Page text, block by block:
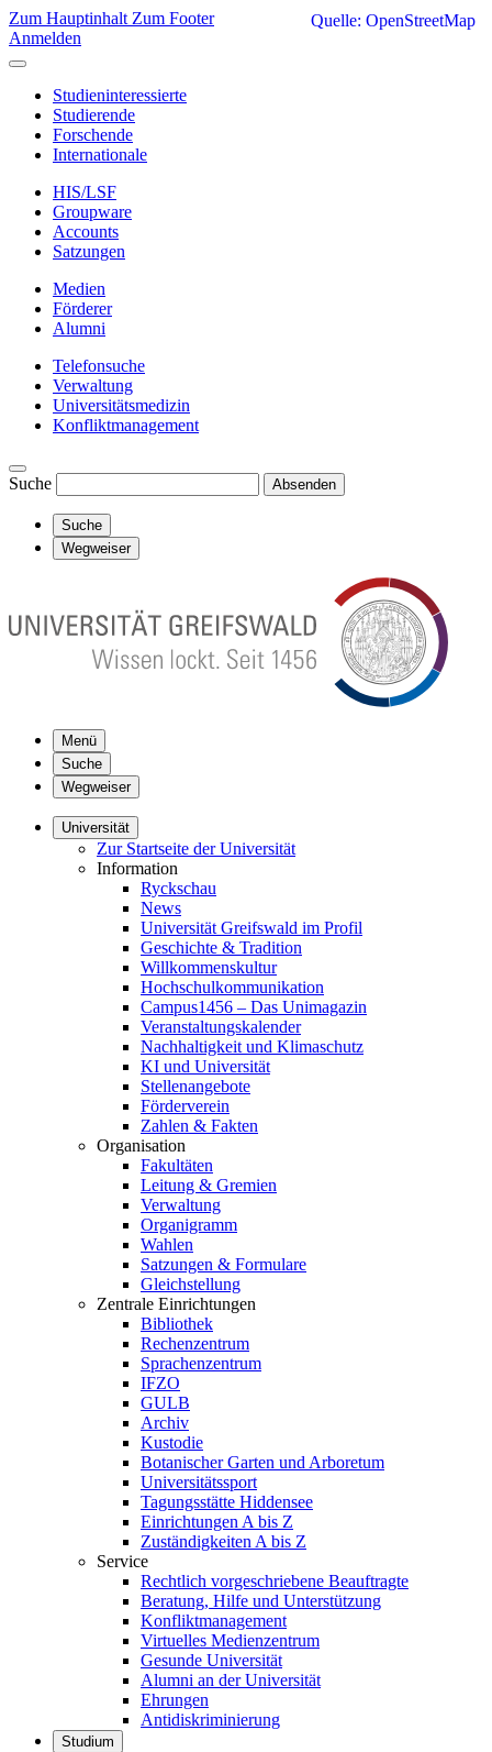
Zum Hauptinhalt Zum Footer
Anmelden
Studieninteressierte
Studierende
Forschende
Internationale
HIS/LSF
Groupware
Accounts
Satzungen
Medien
Förderer
Alumni
Telefonsuche
Verwaltung
Universitätsmedizin
Konfliktmanagement
Suche Absenden
Suche
Wegweiser
Menü
Suche
Wegweiser
Universität
Zur Startseite der Universität
Information
Ryckschau
News
Universität Greifswald im Profil
Geschichte & Tradition
Willkommenskultur
Hochschulkommunikation
Campus1456 – Das Unimagazin
Veranstaltungskalender
Nachhaltigkeit und Klimaschutz
KI und Universität
Stellenangebote
Förderverein
Zahlen & Fakten
Organisation
Fakultäten
Leitung & Gremien
Verwaltung
Organigramm
Wahlen
Satzungen & Formulare
Gleichstellung
Zentrale Einrichtungen
Bibliothek
Rechenzentrum
Sprachenzentrum
IFZO
GULB
Archiv
Kustodie
Botanischer Garten und Arboretum
Universitätssport
Tagungsstätte Hiddensee
Einrichtungen A bis Z
Zuständigkeiten A bis Z
Service
Rechtlich vorgeschriebene Beauftragte
Beratung, Hilfe und Unterstützung
Konfliktmanagement
Virtuelles Medienzentrum
Gesunde Universität
Alumni an der Universität
Ehrungen
Antidiskriminierung
Studium
Quelle: OpenStreetMap